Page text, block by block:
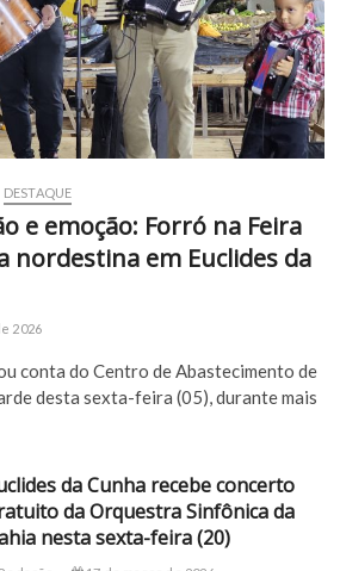
DESTAQUE
e emoção: Forró na Feira
nordestina em Euclides da
2026
conta do Centro de Abastecimento de
desta sexta-feira (05), durante mais
da Cunha recebe concerto
da Orquestra Sinfônica da
nesta sexta-feira (20)